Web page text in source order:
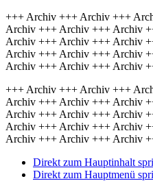
+++ Archiv +++ Archiv +++
Archiv +++ Archiv +++ Archiv
Archiv +++ Archiv +++ Archiv
Archiv +++ Archiv +++ Archiv
Archiv +++ Archiv +++ Archiv
+++ Archiv +++ Archiv +++
Archiv +++ Archiv +++ Archiv
Archiv +++ Archiv +++ Archiv
Archiv +++ Archiv +++ Archiv
Archiv +++ Archiv +++ Archiv
Direkt zum Hauptinhalt
Direkt zum Hauptmenü